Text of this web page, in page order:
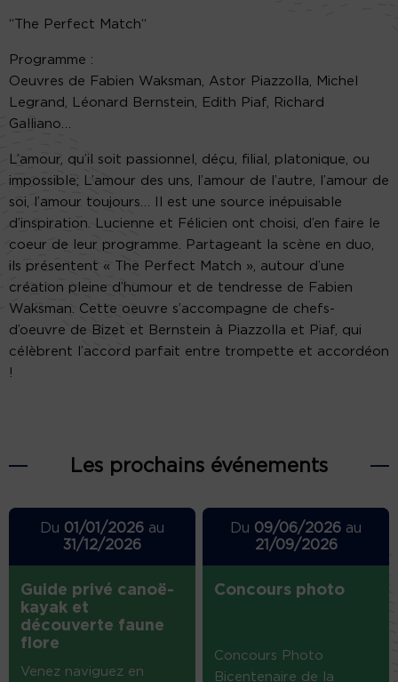
“The Perfect Match“
Programme :
Oeuvres de Fabien Waksman, Astor Piazzolla, Michel
Legrand, Léonard Bernstein, Edith Piaf, Richard
Galliano…
L’amour, qu’il soit passionnel, déçu, filial, platonique, ou
impossible; L’amour des uns, l’amour de l’autre, l’amour de
soi, l’amour toujours… Il est une source inépuisable
d’inspiration. Lucienne et Félicien ont choisi, d’en faire le
coeur de leur programme. Partageant la scène en duo,
ils présentent « The Perfect Match », autour d’une
création pleine d’humour et de tendresse de Fabien
Waksman. Cette oeuvre s’accompagne de chefs-
d’oeuvre de Bizet et Bernstein à Piazzolla et Piaf, qui
célèbrent l’accord parfait entre trompette et accordéon
!
Les prochains événements
Du 01/01/2026au
31/12/2026
Guide privé canoë-
kayak et
découverte faune
flore
Venez naviguez en
Du 09/06/2026 au
21/09/2026
Concours photo
Concours Photo
Bicentenaire de la